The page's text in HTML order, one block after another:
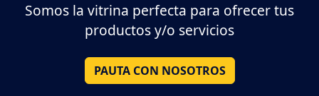
Somos la vitrina perfecta para ofrecer tus
productos y/o servicios
PAUTA CON NOSOTROS